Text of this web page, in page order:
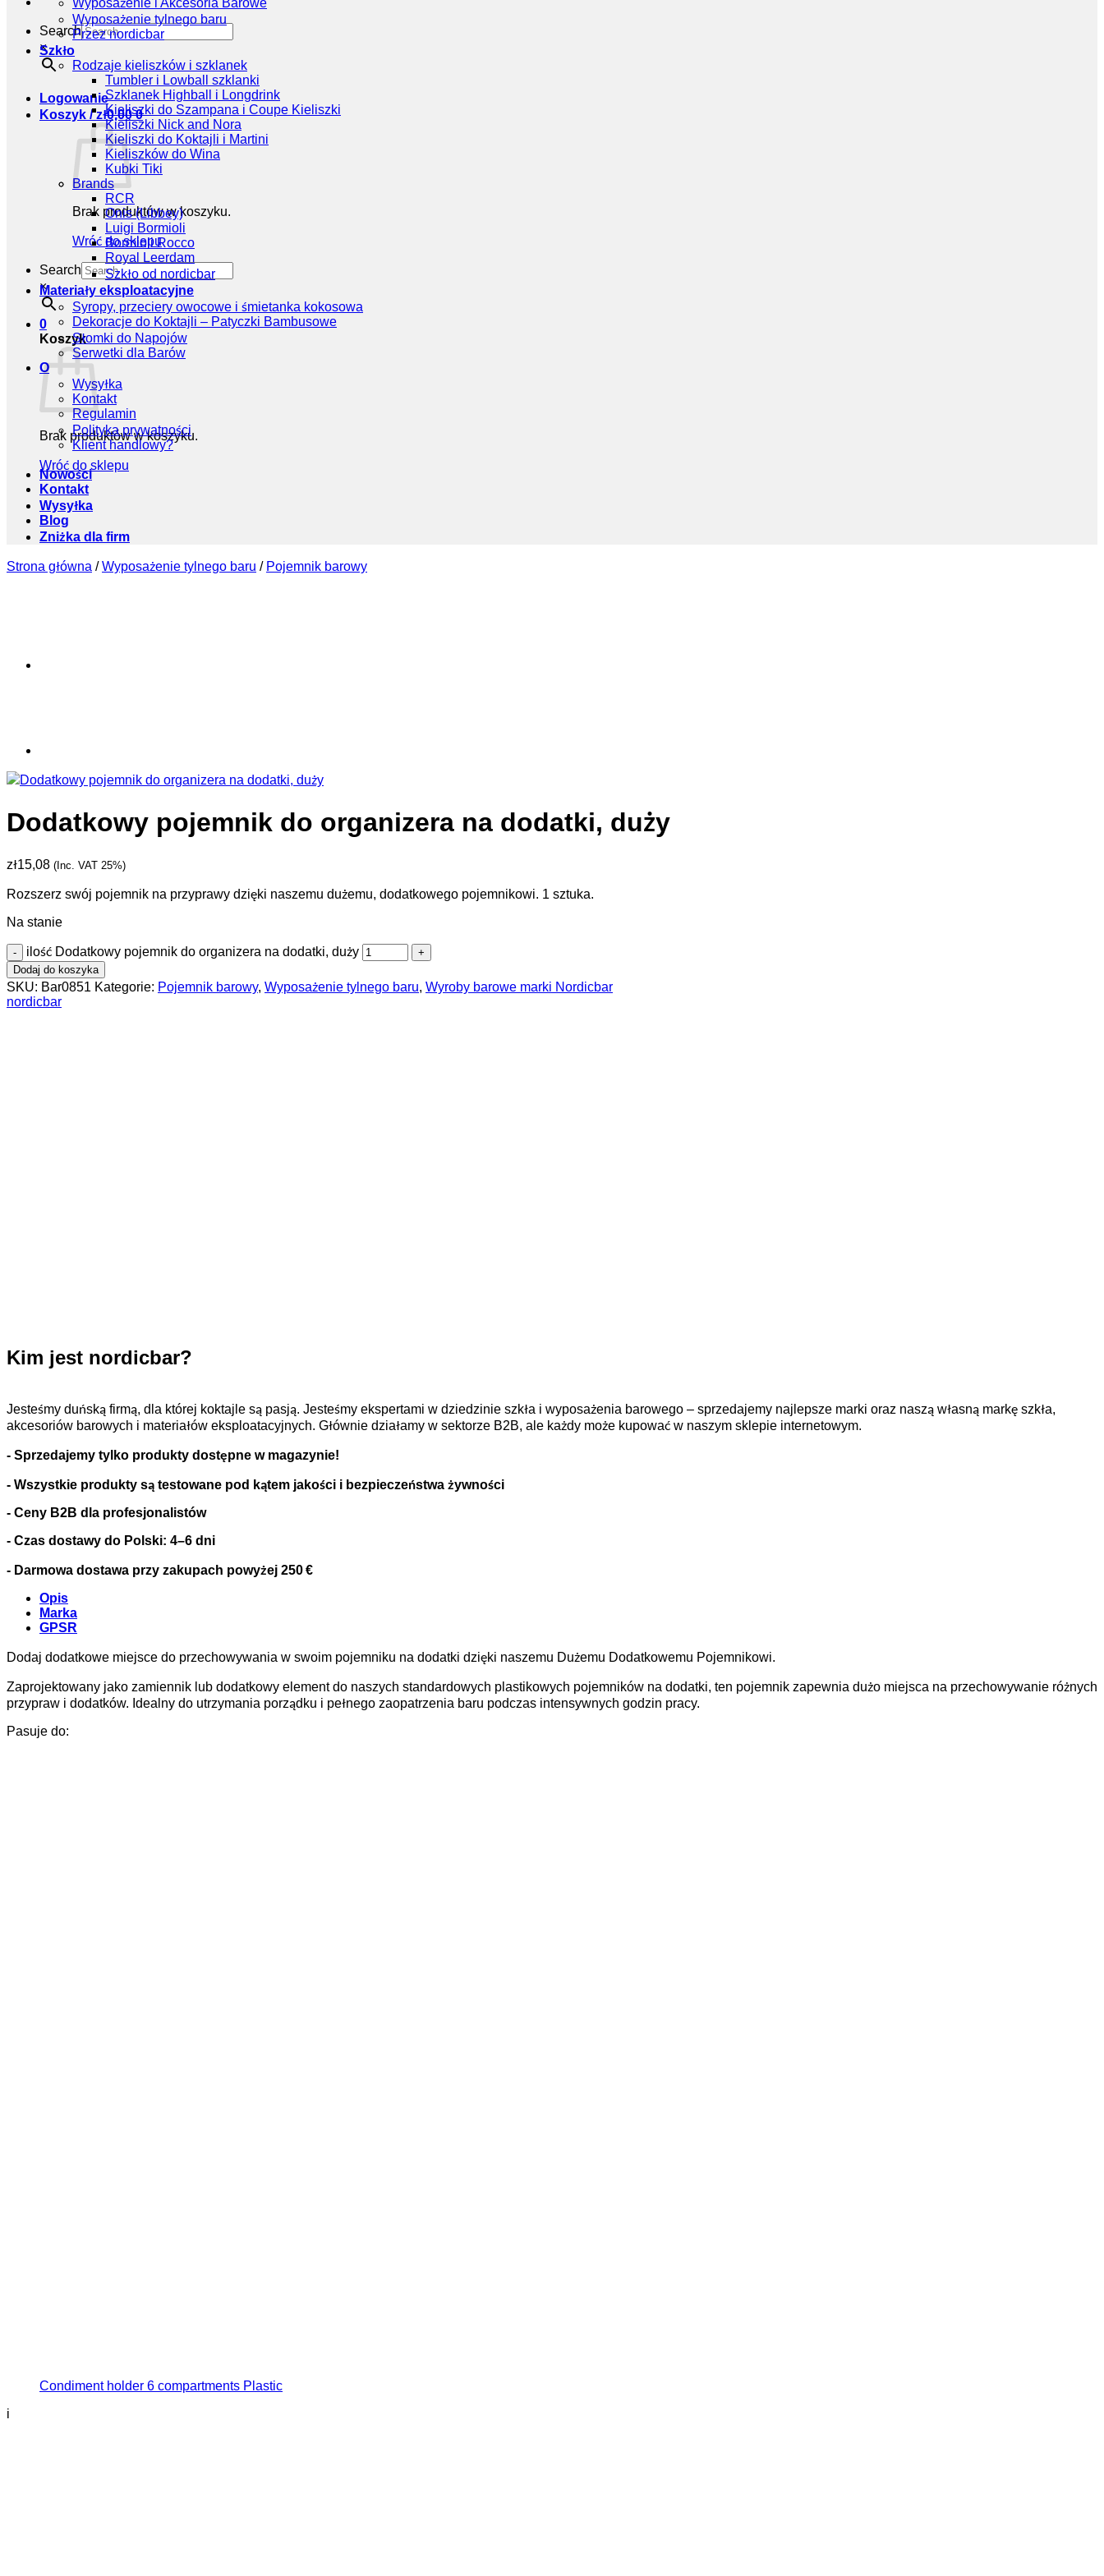
Search
×
Logowanie
Koszyk /zł0,00 0
Brak produktów w koszyku.
Wróć do sklepu
Search
×
0
Koszyk
Brak produktów w koszyku.
Wróć do sklepu
Wyposażenie i Akcesoria Barowe
Wyposażenie tylnego baru
Przez nordicbar
Szkło
Rodzaje kieliszków i szklanek
Tumbler i Lowball szklanki
Szklanek Highball i Longdrink
Kieliszki do Szampana i Coupe Kieliszki
Kieliszki Nick and Nora
Kieliszki do Koktajli i Martini
Kieliszków do Wina
Kubki Tiki
Brands
RCR
Onis (Libbey)
Luigi Bormioli
Bormioli Rocco
Royal Leerdam
Szkło od nordicbar
Materiały eksploatacyjne
Syropy, przeciery owocowe i śmietanka kokosowa
Dekoracje do Koktajli – Patyczki Bambusowe
Słomki do Napojów
Serwetki dla Barów
O
Wysyłka
Kontakt
Regulamin
Polityka prywatności
Klient handlowy?
Nowości
Kontakt
Wysyłka
Blog
Zniżka dla firm
Strona główna / Wyposażenie tylnego baru / Pojemnik barowy
Dodatkowy pojemnik do organizera na dodatki, duży
zł15,08 (Inc. VAT 25%)
Rozszerz swój pojemnik na przyprawy dzięki naszemu dużemu, dodatkowego pojemnikowi. 1 sztuka.
Na stanie
ilość Dodatkowy pojemnik do organizera na dodatki, duży
Dodaj do koszyka
SKU: Bar0851 Kategorie: Pojemnik barowy, Wyposażenie tylnego baru, Wyroby barowe marki Nordicbar
nordicbar
Kim jest nordicbar?
Jesteśmy duńską firmą, dla której koktajle są pasją. Jesteśmy ekspertami w dziedzinie szkła i wyposażenia barowego – sprzedajemy najlepsze marki oraz naszą własną markę szkła,
akcesoriów barowych i materiałów eksploatacyjnych. Głównie działamy w sektorze B2B, ale każdy może kupować w naszym sklepie internetowym.
- Sprzedajemy tylko produkty dostępne w magazynie!
- Wszystkie produkty są testowane pod kątem jakości i bezpieczeństwa żywności
- Ceny B2B dla profesjonalistów
- Czas dostawy do Polski: 4–6 dni
- Darmowa dostawa przy zakupach powyżej 250 €
Opis
Marka
GPSR
Dodaj dodatkowe miejsce do przechowywania w swoim pojemniku na dodatki dzięki naszemu Dużemu Dodatkowemu Pojemnikowi.
Zaprojektowany jako zamiennik lub dodatkowy element do naszych standardowych plastikowych pojemników na dodatki, ten pojemnik zapewnia dużo miejsca na przechowywanie różnych
przypraw i dodatków. Idealny do utrzymania porządku i pełnego zaopatrzenia baru podczas intensywnych godzin pracy.
Pasuje do:
Condiment holder 6 compartments Plastic
i